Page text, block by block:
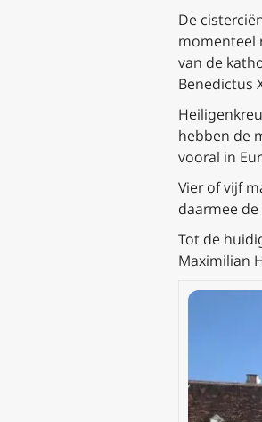
De
momenteel
van de
Benedictus
hebben de
vooral in
Vier of vijf
daarmee
Tot de
Maximilian